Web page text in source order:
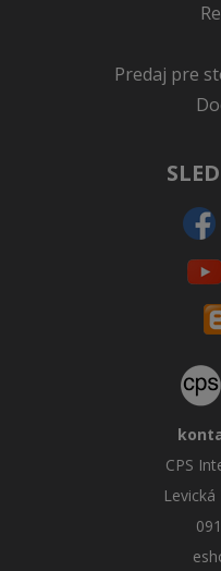
Predaj pre
CPS